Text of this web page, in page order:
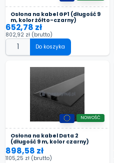
Osłona na kabel GP1 (długość 9
m, kolor żółto-czarny)
652,78 zł
802,92 zł (brutto)
Do koszyka
Osłona na kabel Data 2
(długość 9 m, kolor czarny)
NOWOŚĆ
898,58 zł
1105,25 zł (brutto)